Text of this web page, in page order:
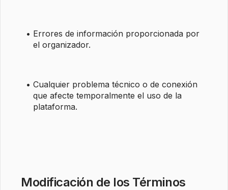
Errores de información proporcionada por
el organizador.
Cualquier problema técnico o de conexión
que afecte temporalmente el uso de la
plataforma.
Modificación de los Términos